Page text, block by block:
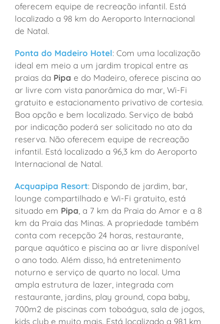
oferecem equipe de recreação infantil. Está
localizado a 98 km do Aeroporto Internacional
de Natal.
Ponta do Madeiro Hotel: Com uma localização
ideal em meio a um jardim tropical entre as
praias da Pipa e do Madeiro, oferece piscina ao
ar livre com vista panorâmica do mar, Wi-Fi
gratuito e estacionamento privativo de cortesia.
Boa opção e bem localizado. Serviço de babá
por indicação poderá ser solicitado no ato da
reserva. Não oferecem equipe de recreação
infantil. Está localizado a 96,3 km do Aeroporto
Internacional de Natal.
Acquapipa Resort: Dispondo de jardim, bar,
lounge compartilhado e Wi-Fi gratuito, está
situado em Pipa, a 7 km da Praia do Amor e a 8
km da Praia das Minas. A propriedade também
conta com recepção 24 horas, restaurante,
parque aquático e piscina ao ar livre disponível
o ano todo. Além disso, há entretenimento
noturno e serviço de quarto no local. Uma
ampla estrutura de lazer, integrada com
restaurante, jardins, play ground, copa baby,
700m2 de piscinas com toboágua, sala de jogos,
kids club e muito mais. Está localizado a 98,1 km